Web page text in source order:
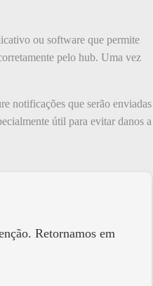
ou software que permite
pelo hub. Uma vez
notificações que serão enviadas
útil para evitar danos a
Retornamos em